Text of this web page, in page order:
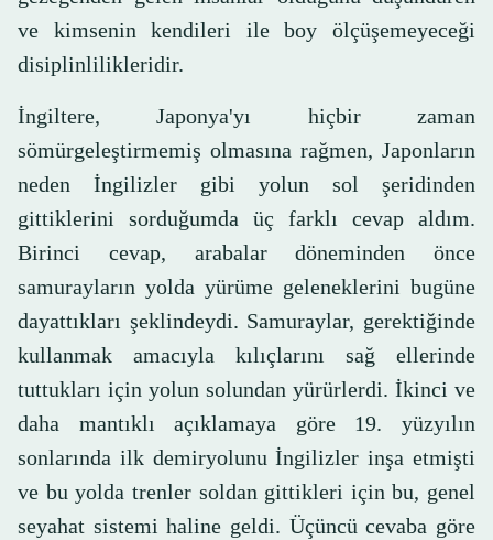
ve kimsenin kendileri ile boy ölçüşemeyeceği
disiplinlilikleridir.
İngiltere, Japonya'yı hiçbir zaman
sömürgeleştirmemiş olmasına rağmen, Japonların
neden İngilizler gibi yolun sol şeridinden
gittiklerini sorduğumda üç farklı cevap aldım.
Birinci cevap, arabalar döneminden önce
samurayların yolda yürüme geleneklerini bugüne
dayattıkları şeklindeydi. Samuraylar, gerektiğinde
kullanmak amacıyla kılıçlarını sağ ellerinde
tuttukları için yolun solundan yürürlerdi. İkinci ve
daha mantıklı açıklamaya göre 19. yüzyılın
sonlarında ilk demiryolunu İngilizler inşa etmişti
ve bu yolda trenler soldan gittikleri için bu, genel
seyahat sistemi haline geldi. Üçüncü cevaba göre